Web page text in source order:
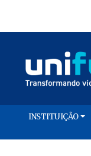
INSTITUIÇÃO